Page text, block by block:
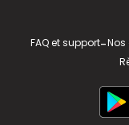
FAQ et support-Nos